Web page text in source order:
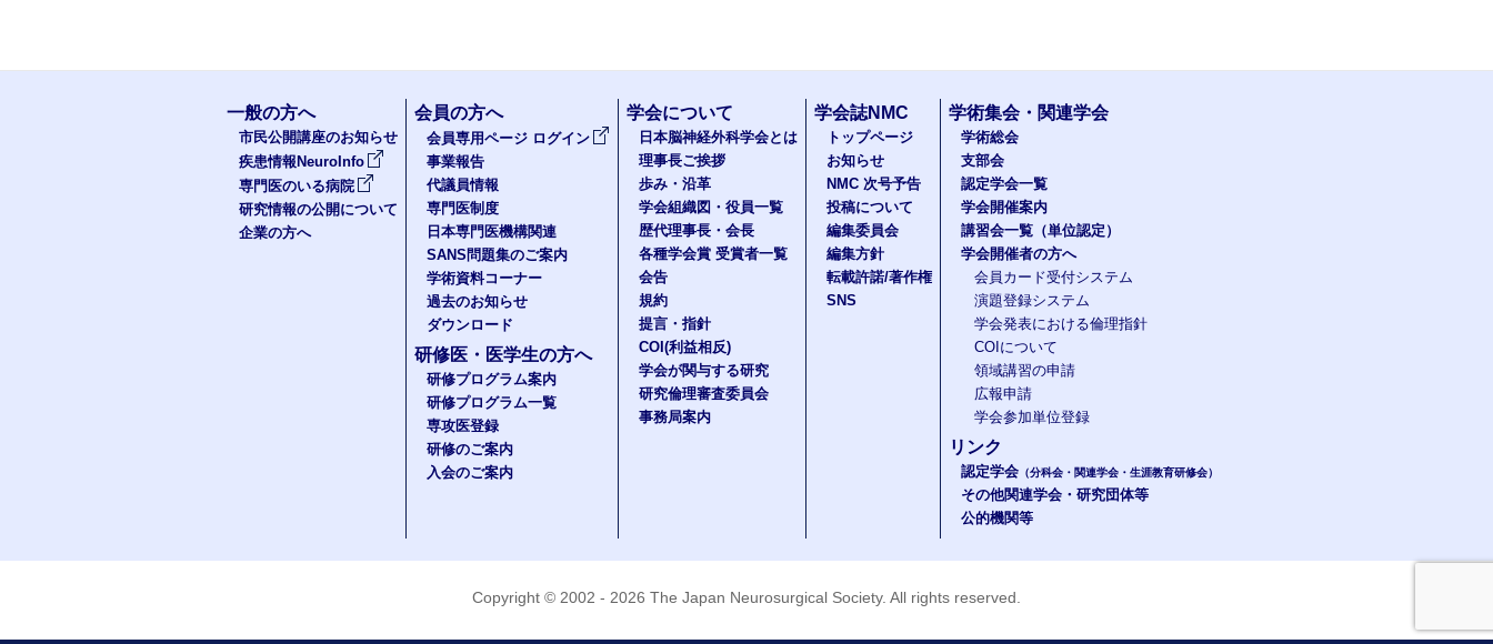
一般の方へ
市民公開講座のお知らせ
疾患情報NeuroInfo
専門医のいる病院
研究情報の公開について
企業の方へ
会員の方へ
会員専用ページ ログイン
事業報告
代議員情報
専門医制度
日本専門医機構関連
SANS問題集のご案内
学術資料コーナー
過去のお知らせ
ダウンロード
研修医・医学生の方へ
研修プログラム案内
研修プログラム一覧
専攻医登録
研修のご案内
入会のご案内
学会について
日本脳神経外科学会とは
理事長ご挨拶
歩み・沿革
学会組織図・役員一覧
歴代理事長・会長
各種学会賞 受賞者一覧
会告
規約
提言・指針
COI(利益相反)
学会が関与する研究
研究倫理審査委員会
事務局案内
学会誌NMC
トップページ
お知らせ
NMC 次号予告
投稿について
編集委員会
編集方針
転載許諾/著作権
SNS
学術集会・関連学会
学術総会
支部会
認定学会一覧
学会開催案内
講習会一覧（単位認定）
学会開催者の方へ
会員カード受付システム
演題登録システム
学会発表における倫理指針
COIについて
領域講習の申請
広報申請
学会参加単位登録
リンク
認定学会 （分科会・関連学会・生涯教育研修会）
その他関連学会・研究団体等
公的機関等
Copyright © 2002 - 2026 The Japan Neurosurgical Society. All rights reserved.